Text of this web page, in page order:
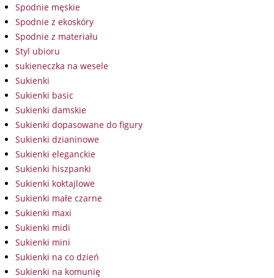
Spodnie męskie
Spodnie z ekoskóry
Spodnie z materiału
Styl ubioru
sukieneczka na wesele
Sukienki
Sukienki basic
Sukienki damskie
Sukienki dopasowane do figury
Sukienki dzianinowe
Sukienki eleganckie
Sukienki hiszpanki
Sukienki koktajlowe
Sukienki małe czarne
Sukienki maxi
Sukienki midi
Sukienki mini
Sukienki na co dzień
Sukienki na komunię